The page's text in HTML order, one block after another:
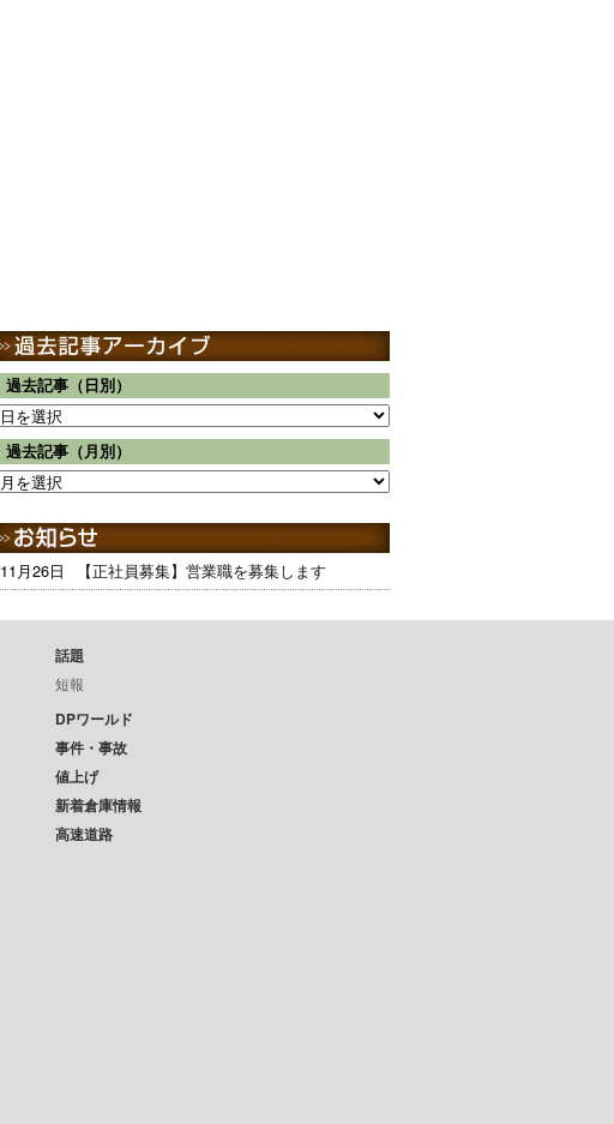
過去記事（日別）
過去記事（月別）
11月26日 【正社員募集】営業職を募集します
話題
短報
DPワールド
事件・事故
値上げ
新着倉庫情報
高速道路